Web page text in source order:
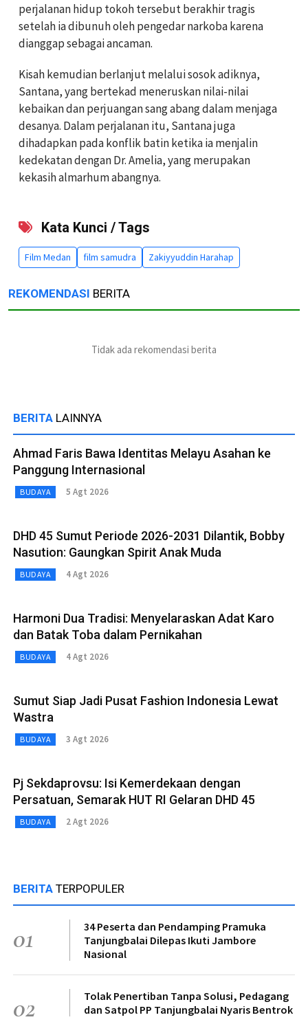
perjalanan hidup tokoh tersebut berakhir tragis
setelah ia dibunuh oleh pengedar narkoba karena
dianggap sebagai ancaman.
Kisah kemudian berlanjut melalui sosok adiknya,
Santana, yang bertekad meneruskan nilai-nilai
kebaikan dan perjuangan sang abang dalam menjaga
desanya. Dalam perjalanan itu, Santana juga
dihadapkan pada konflik batin ketika ia menjalin
kedekatan dengan Dr. Amelia, yang merupakan
kekasih almarhum abangnya.
Kata Kunci / Tags
Film Medan film samudra Zakiyyuddin Harahap
REKOMENDASI BERITA
Tidak ada rekomendasi berita
BERITA LAINNYA
Ahmad Faris Bawa Identitas Melayu Asahan ke
Panggung Internasional
BUDAYA 5 Agt 2026
DHD 45 Sumut Periode 2026-2031 Dilantik, Bobby
Nasution: Gaungkan Spirit Anak Muda
BUDAYA 4 Agt 2026
Harmoni Dua Tradisi: Menyelaraskan Adat Karo
dan Batak Toba dalam Pernikahan
BUDAYA 4 Agt 2026
Sumut Siap Jadi Pusat Fashion Indonesia Lewat
Wastra
BUDAYA 3 Agt 2026
Pj Sekdaprovsu: Isi Kemerdekaan dengan
Persatuan, Semarak HUT RI Gelaran DHD 45
BUDAYA 2 Agt 2026
BERITA TERPOPULER
01
34 Peserta dan Pendamping Pramuka
Tanjungbalai Dilepas Ikuti Jambore
Nasional
02
Tolak Penertiban Tanpa Solusi, Pedagang
dan Satpol PP Tanjungbalai Nyaris Bentrok